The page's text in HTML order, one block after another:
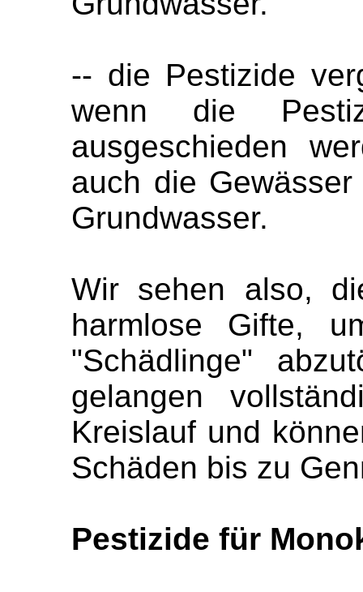
-- die Pestizide
wenn die
ausgeschieden
auch die
Grundwasser.
Wir sehen also,
harmlose Gifte,
"Schädlinge"
gelangen
Kreislauf und
Schäden bis zu
Pestizide für